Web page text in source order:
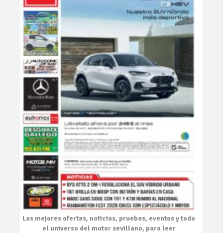
Las mejores ofertas, noticias, pruebas, eventosy todo
el universo del motor sevillano, para leer